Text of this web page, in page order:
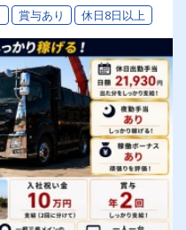
賞与あり 休日8日以上